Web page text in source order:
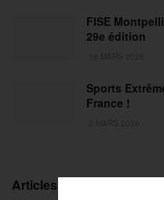
FISE
29e édition
Sports
France !
Articles populaires